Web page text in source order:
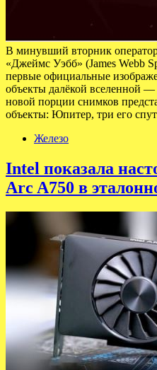
В минувший вторник
«Джеймс Уэбб» (James Webb
первые официальные
объекты далёкой вселенной
новой порции снимков
объекты: Юпитер, три его
Железо
Intel показала
Arc A750 в